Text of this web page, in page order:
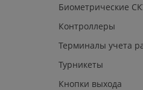
Биометрические
Контроллеры
Терминалы учета
Турникеты
Кнопки выхода